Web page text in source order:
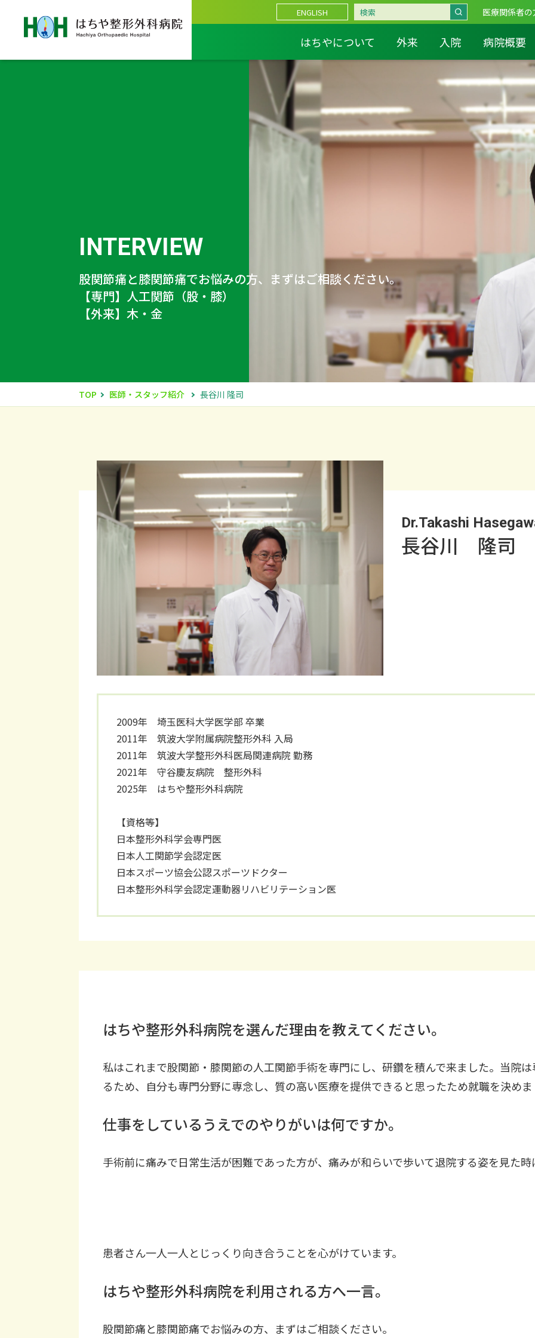
ENGLISH 医療関係者の
はちやについて 外来 入院 病院概要
INTERVIEW
股関節痛と膝関節痛でお悩みの方、まずはご相談ください。
【専門】人工関節（股・膝）
【外来】木・金
TOP 医師・スタッフ紹介 長谷川 隆司
Dr.Takashi
長谷川 隆司
2009年 埼玉医科大学医学部 卒業
2011年 筑波大学附属病院整形外科 入局
2011年 筑波大学整形外科医局関連病院 勤務
2021年 守谷慶友病院 整形外科
2025年 はちや整形外科病院
【資格等】
日本整形外科学会専門医
日本人工関節学会認定医
日本スポーツ協会公認スポーツドクター
日本整形外科学会認定運動器リハビリテーション医
はちや整形外科病院を選んだ理由を教えてください。
私はこれまで股関節・膝関節の人工関節手術を専門にし、研鑽を積んで来ました。当院
るため、自分も専門分野に専念し、質の高い医療を提供できると思ったため就職を決め
仕事をしているうえでのやりがいは何ですか。
手術前に痛みで日常生活が困難であった方が、痛みが和らいで歩いて退院する姿を見た
患者さん一人一人とじっくり向き合うことを心がけています。
はちや整形外科病院を利用される方へ一言。
股関節痛と膝関節痛でお悩みの方、まずはご相談ください。